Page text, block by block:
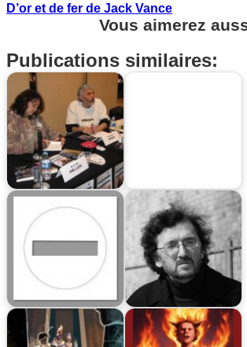
D’or et de fer de Jack Vance
Vous aimerez
Publications similaires: